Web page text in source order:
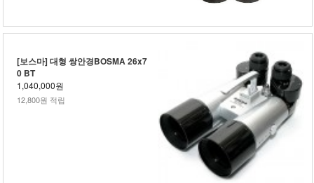
[보스마] 대형 쌍안경BOSMA 26x7
0 BT
1,040,000원
12,800원 적립